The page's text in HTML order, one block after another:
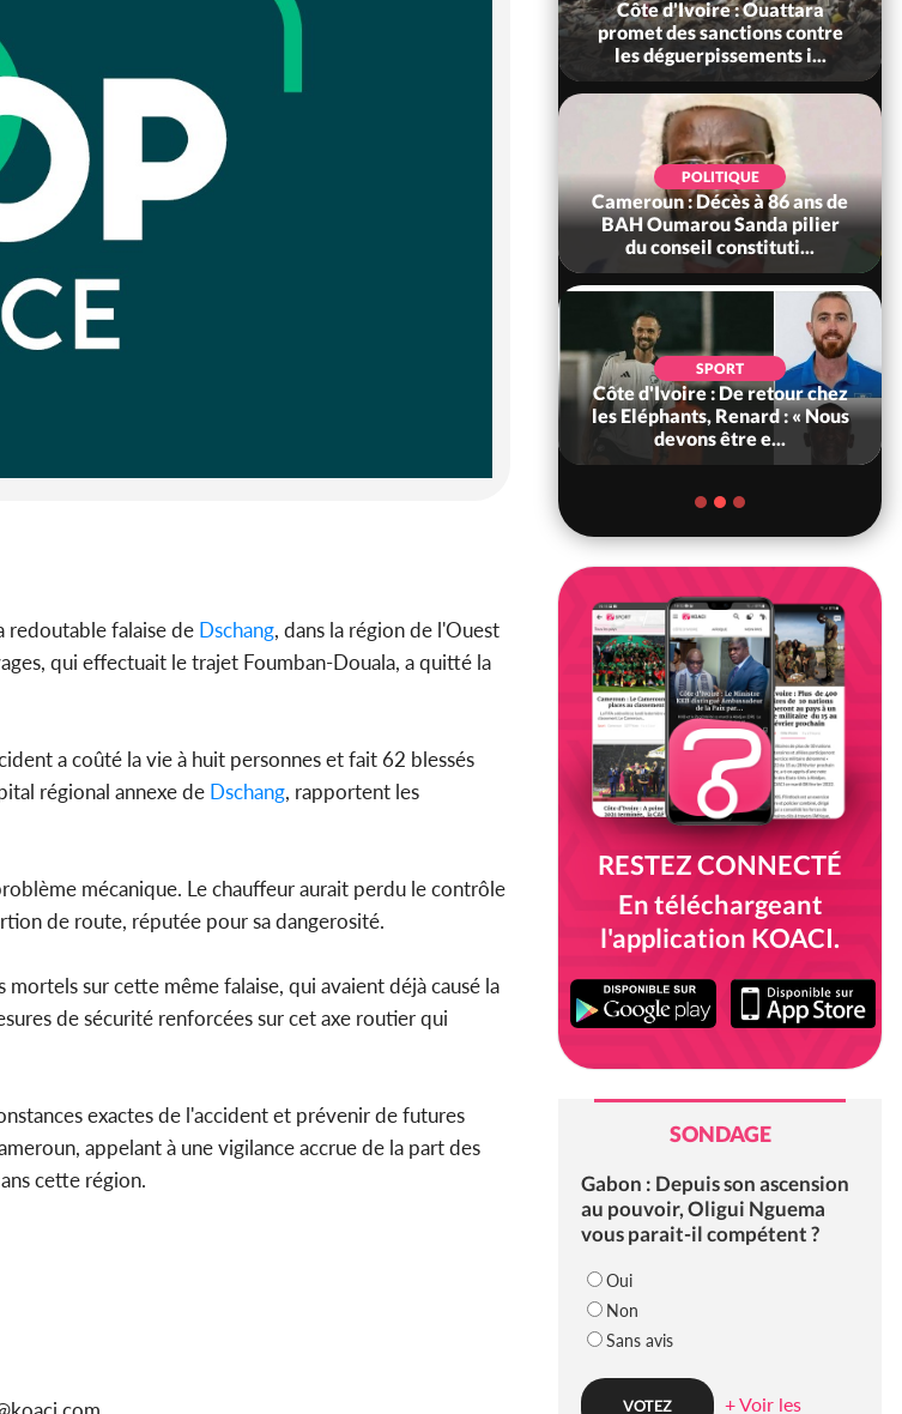
redoutable falaise de Dschang, dans la région de l'Ouest
qui effectuait le trajet Foumban-Douala, a quitté la
a coûté la vie à huit personnes et fait 62 blessés
régional annexe de Dschang, rapportent les
mécanique. Le chauffeur aurait perdu le contrôle
de route, réputée pour sa dangerosité.
sur cette même falaise, qui avaient déjà causé la
de sécurité renforcées sur cet axe routier qui
exactes de l'accident et prévenir de futures
appelant à une vigilance accrue de la part des
cette région.
Côte d'Ivoire : Après le pari
réussi du 66e anniversaire,
Côte d'Ivoire : Ouattara
promet des sanctions contre
les déguerpissements i...
POLITIQUE
Cameroun : Décès à 86 ans de
BAH Oumarou Sanda pilier
du conseil constituti...
SPORT
Côte d'Ivoire : De retour chez
les Eléphants, Renard : « Nous
devons être e...
RESTEZ CONNECTÉ
En téléchargeant
l'application KOACI.
SONDAGE
Gabon : Depuis son ascension
au pouvoir, Oligui Nguema
vous parait-il compétent ?
Oui
Non
Sans avis
+ Voir les